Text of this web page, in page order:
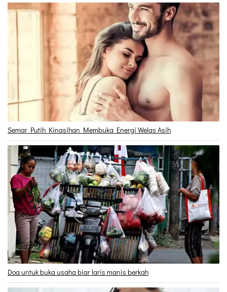
Semar Putih Kinasihan Membuka Energi Welas Asih
Doa untuk buka usaha biar laris manis berkah